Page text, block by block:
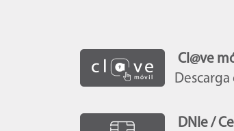
Cl@ve
Descarga
DNIe /